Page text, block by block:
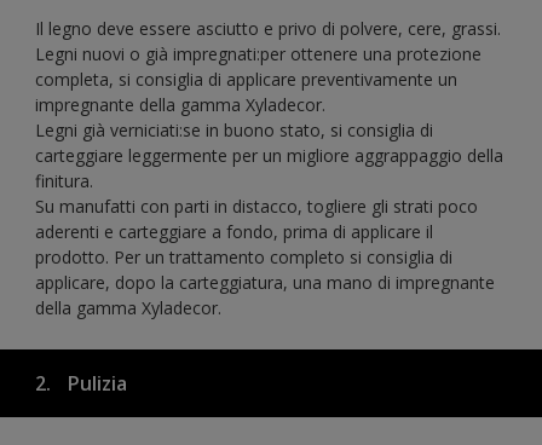
Il legno deve essere asciutto e privo di polvere, cere, grassi.
Legni nuovi o già impregnati:per ottenere una protezione
completa, si consiglia di applicare preventivamente un
impregnante della gamma Xyladecor.
Legni già verniciati:se in buono stato, si consiglia di
carteggiare leggermente per un migliore aggrappaggio della
finitura.
Su manufatti con parti in distacco, togliere gli strati poco
aderenti e carteggiare a fondo, prima di applicare il
prodotto. Per un trattamento completo si consiglia di
applicare, dopo la carteggiatura, una mano di impregnante
della gamma Xyladecor.
2. Pulizia